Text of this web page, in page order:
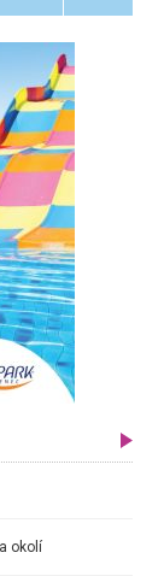
okolí